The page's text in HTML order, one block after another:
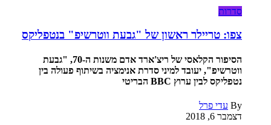
סדרות
צפו: טריילר ראשון של "גבעת ווטרשיפ" בנטפליקס
הסיפור הקלאסי של ריצ'ארד אדם משנות ה-70, "גבעת
ווטרשיפ", יעובד למיני סדרת אנימציה בשיתוף פעולה בין
נטפליקס לבין ערוץ BBC הבריטי
By עדי פרל
דצמבר 6, 2018